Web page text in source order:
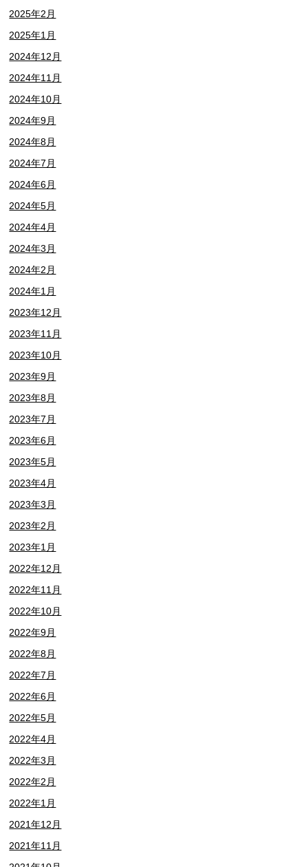
2025年2月
2025年1月
2024年12月
2024年11月
2024年10月
2024年9月
2024年8月
2024年7月
2024年6月
2024年5月
2024年4月
2024年3月
2024年2月
2024年1月
2023年12月
2023年11月
2023年10月
2023年9月
2023年8月
2023年7月
2023年6月
2023年5月
2023年4月
2023年3月
2023年2月
2023年1月
2022年12月
2022年11月
2022年10月
2022年9月
2022年8月
2022年7月
2022年6月
2022年5月
2022年4月
2022年3月
2022年2月
2022年1月
2021年12月
2021年11月